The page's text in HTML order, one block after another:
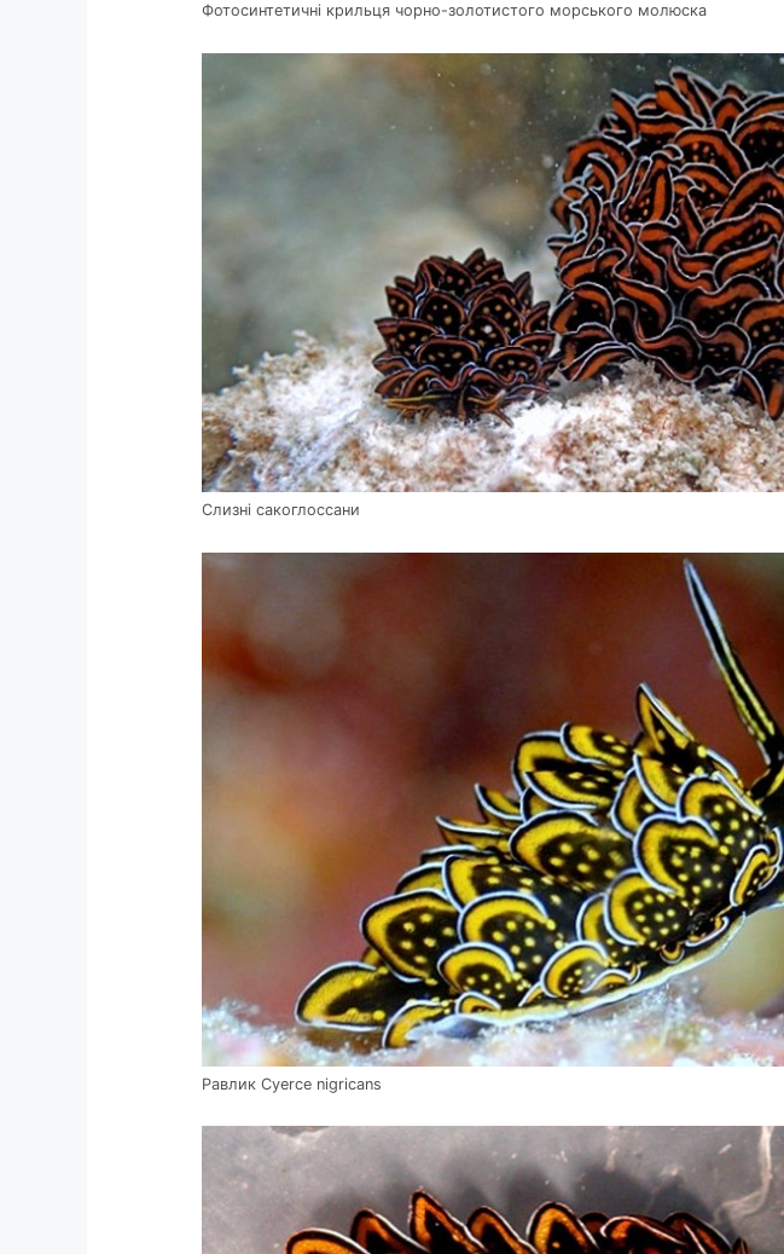
Фотосинтетичні крильця чорно-золотистого морського молюска
Слизні сакоглоссани
Равлик Cyerce nigricans